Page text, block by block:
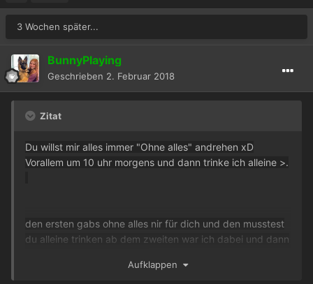
3 Wochen später...
BunnyPlaying
Geschrieben 2. Februar 2018
Zitat
Du willst mir alles immer "Ohne alles" andrehen xD
Vorallem um 10 uhr morgens und dann trinke ich alleine >.
den ersten gabs ohne alles nir für dich und den musstest
du alleine trinken ab dem zweiten war ich dabei und dann
Aufklappen